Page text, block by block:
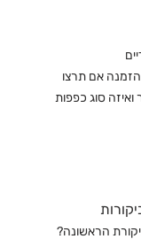
אם תרצו
סוג כפפות
הראשונה?